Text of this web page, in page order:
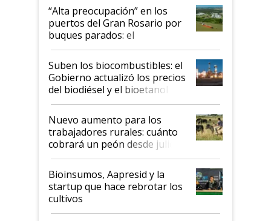
“Alta preocupación” en los
puertos del Gran Rosario por
buques parados: el
funcionamiento de las
exportadoras en tensión tras
la medida de fuerza de los
prácticos
Suben los biocombustibles: el
Gobierno actualizó los precios
del biodiésel y el bioetanol
Nuevo aumento para los
trabajadores rurales: cuánto
cobrará un peón desde julio
Bioinsumos, Aapresid y la
startup que hace rebrotar los
cultivos